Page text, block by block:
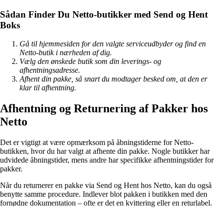
Sådan Finder Du Netto-butikker med Send og Hent
Boks
Gå til hjemmesiden for den valgte serviceudbyder og find en
Netto-butik i nærheden af dig.
Vælg den ønskede butik som din leverings- og
afhentningsadresse.
Afhent din pakke, så snart du modtager besked om, at den er
klar til afhentning.
Afhentning og Returnering af Pakker hos
Netto
Det er vigtigt at være opmærksom på åbningstiderne for Netto-
butikken, hvor du har valgt at afhente din pakke. Nogle butikker har
udvidede åbningstider, mens andre har specifikke afhentningstider for
pakker.
Når du returnerer en pakke via Send og Hent hos Netto, kan du også
benytte samme procedure. Indlever blot pakken i butikken med den
fornødne dokumentation – ofte er det en kvittering eller en returlabel.